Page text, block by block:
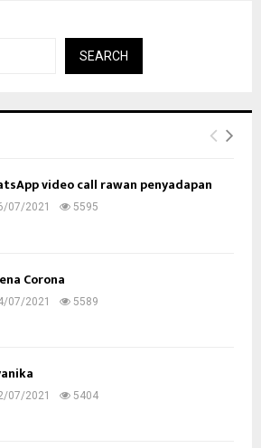
SEARCH
video call rawan penyadapan
07/2021 5595
Corona
07/2021 5589
07/2021 5404